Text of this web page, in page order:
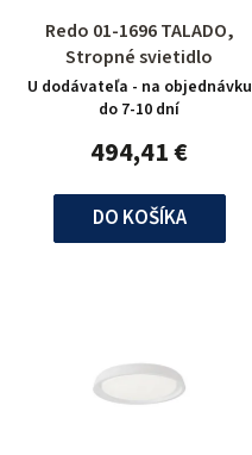
Redo 01-1696 TALADO,
Stropné svietidlo
U dodávateľa - na objednávku
do 7-10 dní
494,41 €
DO KOŠÍKA